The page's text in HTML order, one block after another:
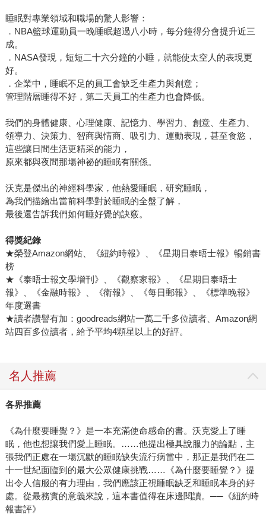
睡眠對專業領域和職場的驚人影響：
．NBA籃球運動員一晚睡眠超過八小時，每分鐘得分會提升近三
成。
．NASA發現，短短二十六分鐘的小睡，就能使太空人的表現更
好。
．企業中，睡眠不足的員工會缺乏生產力與創意；
管理階層睡得不好，第二天員工的生產力也會降低。
我們的身體健康、心理健康、記憶力、學習力、創意、生產力、
領導力、決策力、智商與情商、吸引力、運動表現，甚至食慾，
這些讓日間生活更精采的能力，
原來都與夜間那場神祕的睡眠有關係。
沃克是傑出的神經科學家，他熱愛睡眠，研究睡眠，
為我們描繪出當前科學對於睡眠的全盤了解，
最後還告訴我們如何睡好覺的訣竅。
得獎紀錄
★榮登Amazon網站、《紐約時報》、《星期日泰晤士報》暢銷書
榜
★《泰晤士報文學增刊》、《觀察家報》、《星期日泰晤士
報》、《金融時報》、《衛報》、《每日郵報》、《標準晚報》
年度選書
★讀者讚譽有加：goodreads網站一萬二千多位讀者、Amazon網
站四百多位讀者，給予平均4顆星以上的好評。
名人推薦
各界推薦
《為什麼要睡覺？》是一本充滿使命感命的書。沃克愛上了睡
眠，他也想讓我們愛上睡眠。……他提出極具說服力的論點，主
張我們正處在一場沉默的睡眠缺失流行病當中，那正是我們在二
十一世紀面臨到的最大公眾健康挑戰……《為什麼要睡覺？》提
出令人信服的有力理由，我們應該正視睡眠缺乏和睡眠本身的好
處。從最務實的意義來說，這本書值得在床邊閱讀。──《紐約時
報書評》